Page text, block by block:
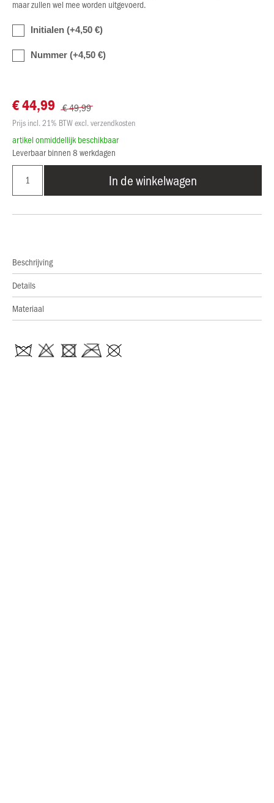
maar zullen wel mee worden uitgevoerd.
Initialen (+4,50 €)
Nummer (+4,50 €)
€ 44,99 € 49,99
Prijs incl. 21% BTW excl. verzendkosten
artikel onmiddellijk beschikbaar
Leverbaar binnen 8 werkdagen
In de winkelwagen
Beschrijving
Details
Materiaal